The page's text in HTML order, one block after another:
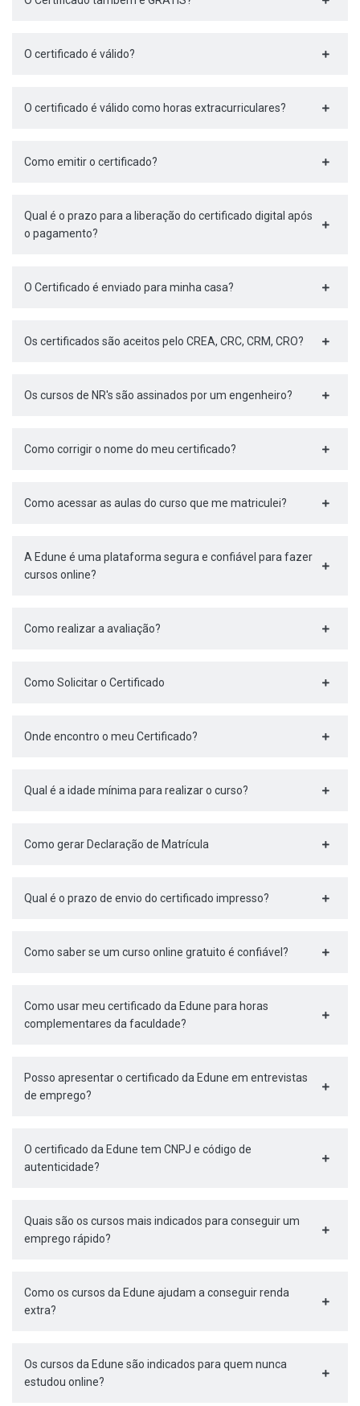
O certificado é válido?
O certificado é válido como horas extracurriculares?
Como emitir o certificado?
Qual é o prazo para a liberação do certificado digital após
o pagamento?
O Certificado é enviado para minha casa?
Os certificados são aceitos pelo CREA, CRC, CRM, CRO?
Os cursos de NR's são assinados por um engenheiro?
Como corrigir o nome do meu certificado?
Como acessar as aulas do curso que me matriculei?
A Edune é uma plataforma segura e confiável para fazer
cursos online?
Como realizar a avaliação?
Como Solicitar o Certificado
Onde encontro o meu Certificado?
Qual é a idade mínima para realizar o curso?
Como gerar Declaração de Matrícula
Qual é o prazo de envio do certificado impresso?
Como saber se um curso online gratuito é confiável?
Como usar meu certificado da Edune para horas
complementares da faculdade?
Posso apresentar o certificado da Edune em entrevistas
de emprego?
O certificado da Edune tem CNPJ e código de
autenticidade?
Quais são os cursos mais indicados para conseguir um
emprego rápido?
Como os cursos da Edune ajudam a conseguir renda
extra?
Os cursos da Edune são indicados para quem nunca
estudou online?